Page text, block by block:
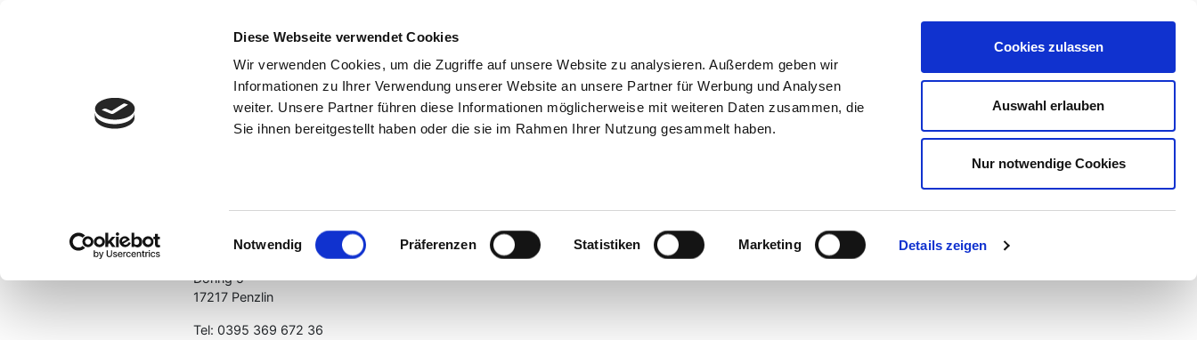
Diese Webseite verwendet Cookies
Wir verwenden Cookies, um die Zugriffe auf unsere Website zu analysieren. Außerdem geben wir
Informationen zu Ihrer Verwendung unserer Website an unsere Partner für Werbung und Analysen
weiter. Unsere Partner führen diese Informationen möglicherweise mit weiteren Daten zusammen, die
Sie ihnen bereitgestellt haben oder die sie im Rahmen Ihrer Nutzung gesammelt haben.
Einwilligungsauswahl
Notwendig Präferenzen Statistiken Marketing Details zeigen
Cookies zulassen
Auswahl erlauben
Nur notwendige Cookies
Inhaltlich verantwortlich:
Döring 5
17217 Penzlin
Tel: 0395 369 672 36